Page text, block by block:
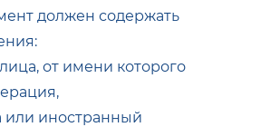
должен содержать
от имени которого
или иностранный